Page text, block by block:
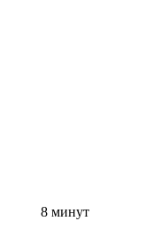
8 минут